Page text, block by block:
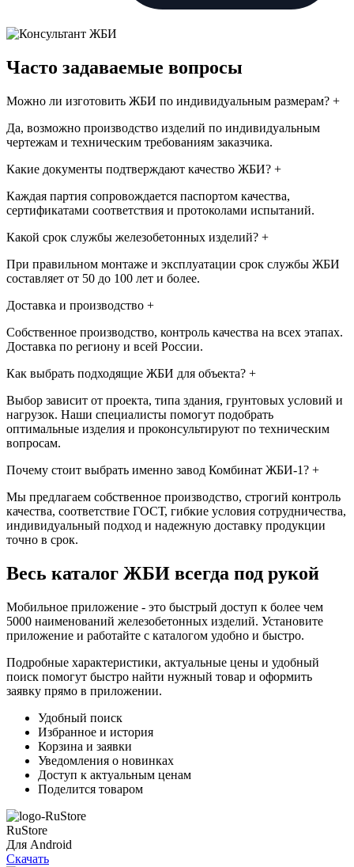
Часто задаваемые вопросы
Можно ли изготовить ЖБИ по индивидуальным размерам? +
Да, возможно производство изделий по индивидуальным
чертежам и техническим требованиям заказчика.
Какие документы подтверждают качество ЖБИ? +
Каждая партия сопровождается паспортом качества,
сертификатами соответствия и протоколами испытаний.
Какой срок службы железобетонных изделий? +
При правильном монтаже и эксплуатации срок службы ЖБИ
составляет от 50 до 100 лет и более.
Доставка и производство +
Собственное производство, контроль качества на всех этапах.
Доставка по региону и всей России.
Как выбрать подходящие ЖБИ для объекта? +
Выбор зависит от проекта, типа здания, грунтовых условий и
нагрузок. Наши специалисты помогут подобрать
оптимальные изделия и проконсультируют по техническим
вопросам.
Почему стоит выбрать именно завод Комбинат ЖБИ-1? +
Мы предлагаем собственное производство, строгий контроль
качества, соответствие ГОСТ, гибкие условия сотрудничества,
индивидуальный подход и надежную доставку продукции
точно в срок.
Весь каталог ЖБИ всегда под рукой
Мобильное приложение - это быстрый доступ к более чем
5000 наименований железобетонных изделий. Установите
приложение и работайте с каталогом удобно и быстро.
Подробные характеристики, актуальные цены и удобный
поиск помогут быстро найти нужный товар и оформить
заявку прямо в приложении.
Удобный поиск
Избранное и история
Корзина и заявки
Уведомления о новинках
Доступ к актуальным ценам
Поделится товаром
RuStore
Для Android
Скачать